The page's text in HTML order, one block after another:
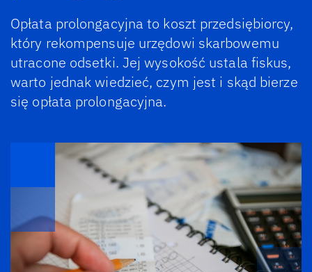
Opłata prolongacyjna to koszt przedsiębiorcy,
który rekompensuje urzędowi skarbowemu
utracone odsetki. Jej wysokość ustala fiskus,
warto jednak wiedzieć, czym jest i skąd bierze
się opłata prolongacyjna.